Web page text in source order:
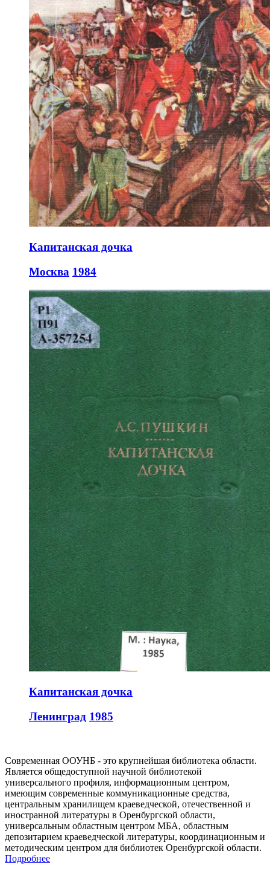
Капитанская дочка
Москва 1984
Капитанская дочка
Ленинград 1985
Современная ООУНБ - это крупнейшая библиотека области.
Является общедоступной научной библиотекой
универсального профиля, информационным центром,
имеющим современные коммуникационные средства,
центральным хранилищем краеведческой, отечественной и
иностранной литературы в Оренбургской области,
универсальным областным центром МБА, областным
депозитарием краеведческой литературы, координационным и
методическим центром для библиотек Оренбургской области.
Подробнее